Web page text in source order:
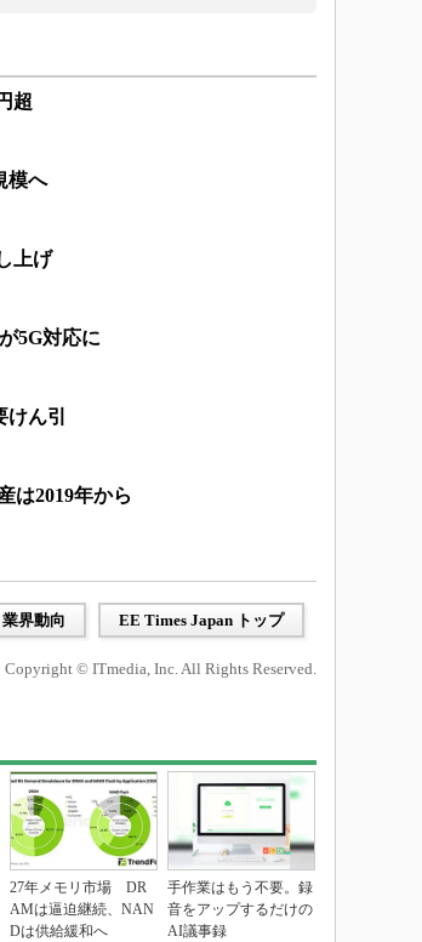
超
模へ
上げ
5G対応に
ん引
は2019年から
業界動向 EE Times Japan トップ
Copyright © ITmedia, Inc. All Rights Reserved.
27年メモリ市場 DR
AMは逼迫継続、NAN
Dは供給緩和へ
手作業はもう不要。録
音をアップするだけの
AI議事録